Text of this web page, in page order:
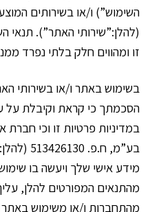
השימוש”) ו/או בשירותים
(להלן:”שירותי האתר”). תנאי
זו ומהווים חלק בלתי נפרד
בשימוש באתר ו/או בשירותי
הסכמתך כי קראת וקיבלת על
במדיניות פרטיות זו וכי
בע”מ,
מידע אישי שלך ויעשה בו
מהתנאים המפורטים להלן,
מהתחברות ו/או משימוש באתר